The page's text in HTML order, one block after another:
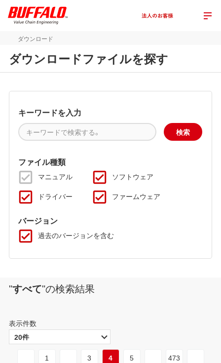
ダウンロード
ダウンロードファイルを探す
キーワードを入力
ファイル種類
マニュアル
ソフトウェア
ドライバー
ファームウェア
バージョン
過去のバージョンを含む
"すべて"の検索結果
表示件数
1 3 4 5 473